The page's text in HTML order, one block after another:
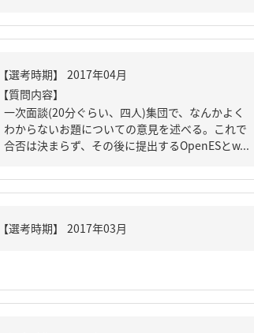
【質問内容】
一次面談(20分ぐらい、四人)集団で、なんかよく
わからないお題についての意見を述べる。これで
合否は決まらず、その後に提出するOpenESとw...